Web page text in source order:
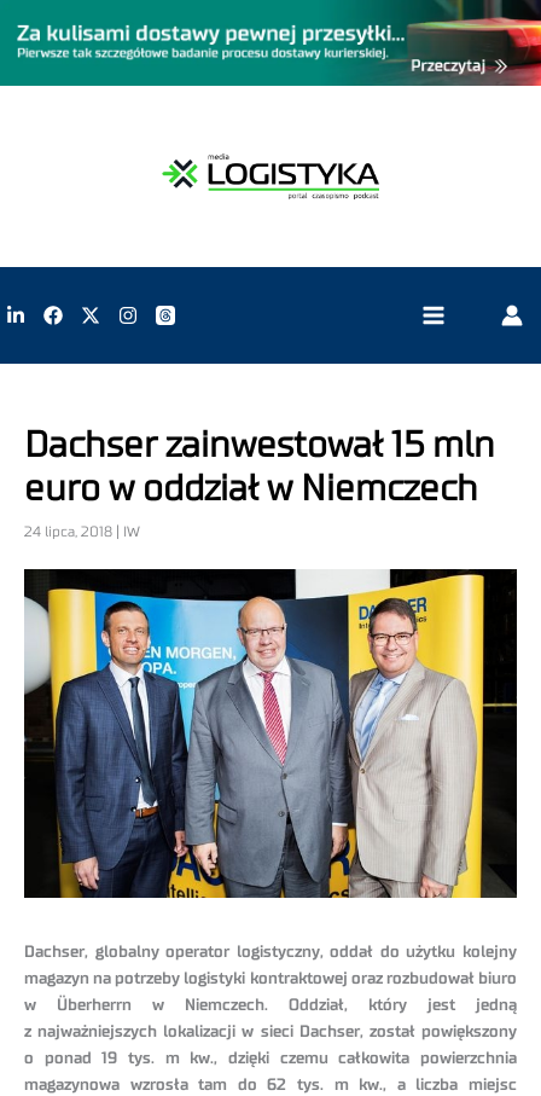
Dachser zainwestował 15 mln
euro w oddział w Niemczech
24 lipca, 2018 | IW
Dachser, globalny operator logistyczny, oddał do użytku kolejny
magazyn na potrzeby logistyki kontraktowej oraz rozbudował biuro
w Überherrn w Niemczech. Oddział, który jest jedną
z najważniejszych lokalizacji w sieci Dachser, został powiększony
o ponad 19 tys. m kw., dzięki czemu całkowita powierzchnia
magazynowa wzrosła tam do 62 tys. m kw., a liczba miejsc